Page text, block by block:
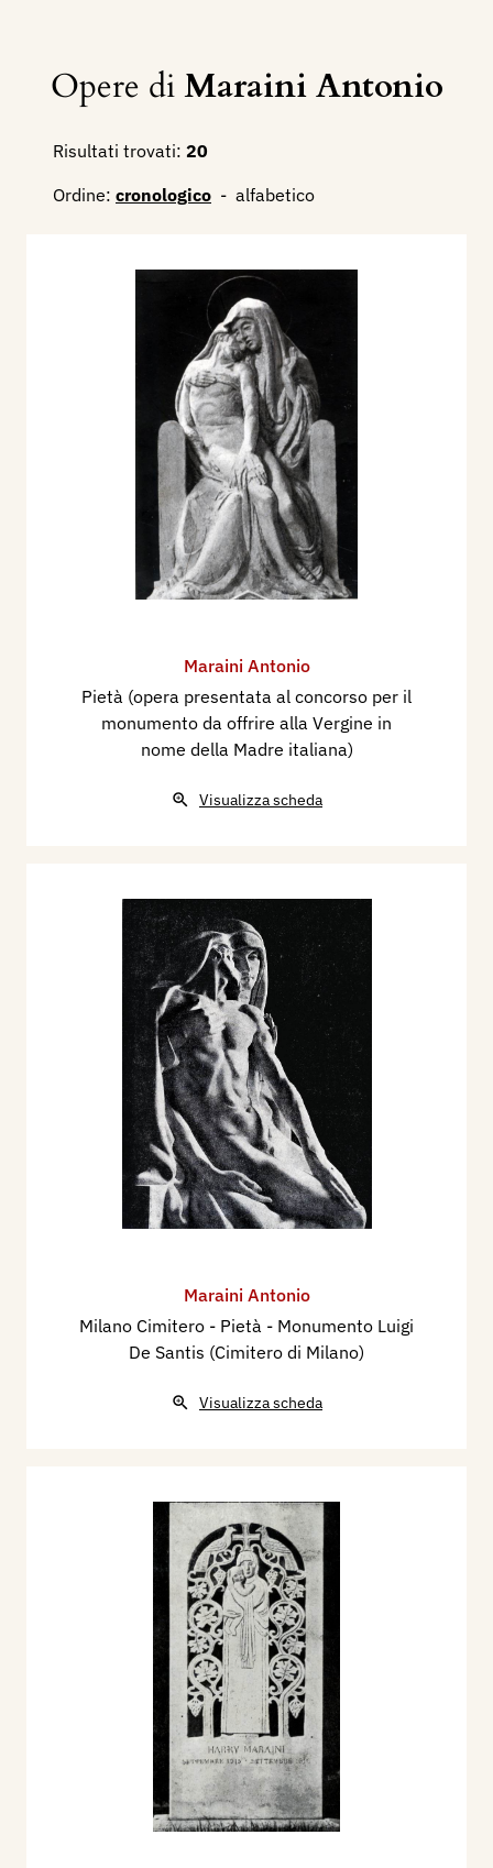
Opere diMaraini Antonio
Risultati trovati: 20
Ordine: cronologico - alfabetico
Maraini Antonio
Pietà (opera presentata al concorso per il
monumento da offrire alla Vergine in
nome della Madre italiana)
Visualizza scheda
Maraini Antonio
Milano Cimitero - Pietà - Monumento Luigi
De Santis (Cimitero di Milano)
Visualizza scheda